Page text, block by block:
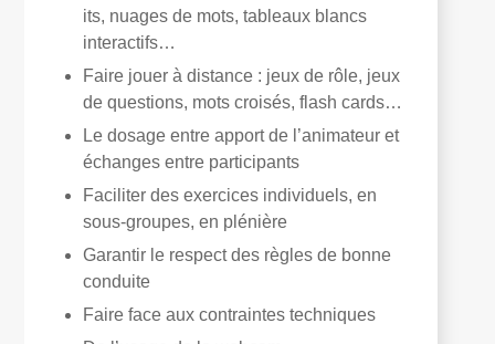
its, nuages de mots, tableaux blancs
interactifs…
Faire jouer à distance : jeux de rôle, jeux
de questions, mots croisés, flash cards…
Le dosage entre apport de l’animateur et
échanges entre participants
Faciliter des exercices individuels, en
sous-groupes, en plénière
Garantir le respect des règles de bonne
conduite
Faire face aux contraintes techniques